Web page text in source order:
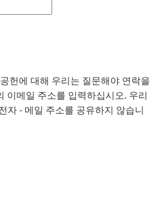
헌에 대해 우리는 질문해야 연락을
이메일 주소를 입력하십시오. 우리
자 - 메일 주소를 공유하지 않습니